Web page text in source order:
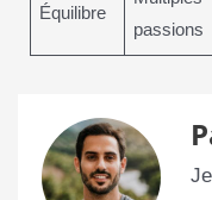
Équilibre
passions